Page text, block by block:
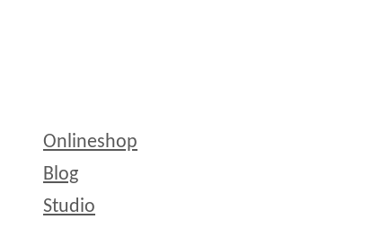
Onlineshop
Blog
Studio